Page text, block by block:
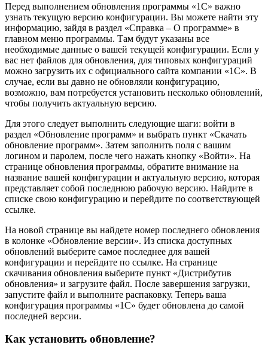
Перед выполнением обновления программы «1С» важно
узнать текущую версию конфигурации. Вы можете найти эту
информацию, зайдя в раздел «Справка – О программе» в
главном меню программы. Там будут указаны все
необходимые данные о вашей текущей конфигурации. Если у
вас нет файлов для обновления, для типовых конфигураций
можно загрузить их с официального сайта компании «1С». В
случае, если вы давно не обновляли конфигурацию,
возможно, вам потребуется установить несколько обновлений,
чтобы получить актуальную версию.
Для этого следует выполнить следующие шаги: войти в
раздел «Обновление программ» и выбрать пункт «Скачать
обновление программ». Затем заполнить поля с вашим
логином и паролем, после чего нажать кнопку «Войти». На
странице обновления программы, обратите внимание на
название вашей конфигурации и актуальную версию, которая
представляет собой последнюю рабочую версию. Найдите в
списке свою конфигурацию и перейдите по соответствующей
ссылке.
На новой странице вы найдете номер последнего обновления
в колонке «Обновление версии». Из списка доступных
обновлений выберите самое последнее для вашей
конфигурации и перейдите по ссылке. На странице
скачивания обновления выберите пункт «Дистрибутив
обновления» и загрузите файл. После завершения загрузки,
запустите файл и выполните распаковку. Теперь ваша
конфигурация программы «1С» будет обновлена до самой
последней версии.
Как установить обновление?